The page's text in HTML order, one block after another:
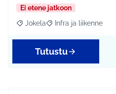
Ei etene jatkoon
Rajaa tulokset aihepiirin
Jokela Rajaa tulokset
Infra ja liikenne
Tutustu